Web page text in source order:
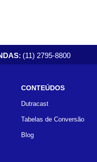
(11) 2795-8800
CONTEÚDOS
Dutracast
Tabelas de Conversão
Blog